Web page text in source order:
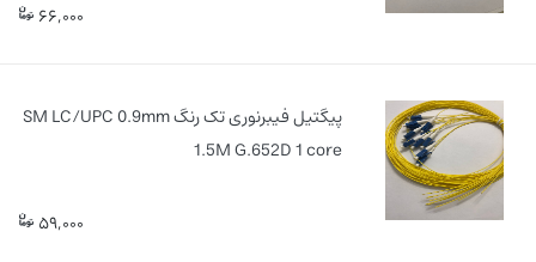
66,000
پیگتیل فیبرنوری تک رنگ SM LC/UPC 0.9mm
1.5M G.652D 1 core
59,000